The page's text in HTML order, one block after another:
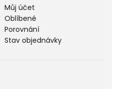
Můj účet
Oblíbené
Porovnání
Stav objednávky